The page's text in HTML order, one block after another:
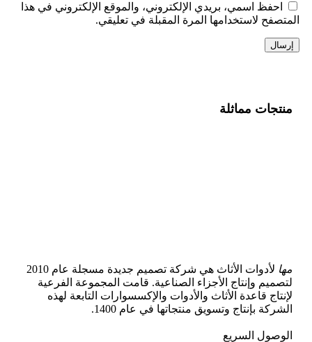
احفظ اسمي، بريدي الإلكتروني، والموقع الإلكتروني في هذا
المتصفح لاستخدامها المرة المقبلة في تعليقي.
منتجات مماثلة
مها
لأدوات الأثاث هي شركة تصميم جديدة مسجلة عام 2010
لتصميم وإنتاج الأجزاء الصناعية. قامت المجموعة الفرعية
لإنتاج قاعدة الأثاث والأدوات والإكسسوارات التابعة لهذه
الشركة بإنتاج وتسويق منتجاتها في عام 1400.
الوصول السريع